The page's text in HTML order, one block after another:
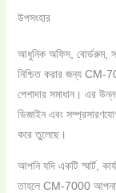
উপসংহার
আধুনিক অফিস, বোর্ডরুম,
নিশ্চিত করার জন্য
পেশাদার সমাধান। এর
ডিজাইন এবং
করে তুলেছে।
আপনি যদি একটি স্মার্ট,
তাহলে CM-7000 আপনার